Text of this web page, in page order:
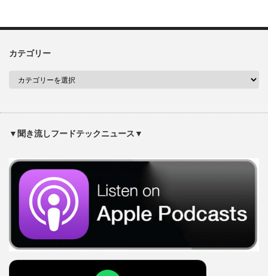
カテゴリー
▼聞き流しフードテックニュース▼